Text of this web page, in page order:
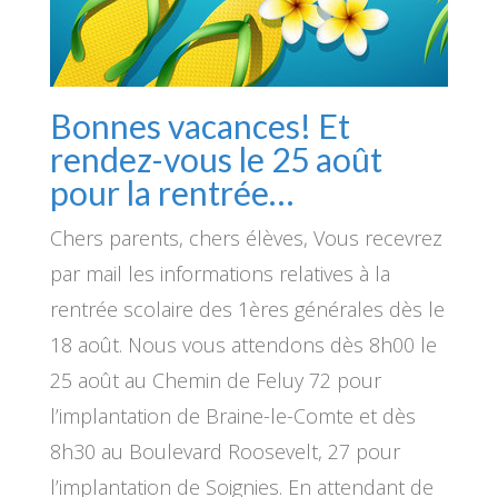
Bonnes vacances! Et
rendez-vous le 25 août
pour la rentrée…
Chers parents, chers élèves, Vous recevrez
par mail les informations relatives à la
rentrée scolaire des 1ères générales dès le
18 août. Nous vous attendons dès 8h00 le
25 août au Chemin de Feluy 72 pour
l’implantation de Braine-le-Comte et dès
8h30 au Boulevard Roosevelt, 27 pour
l’implantation de Soignies. En attendant de